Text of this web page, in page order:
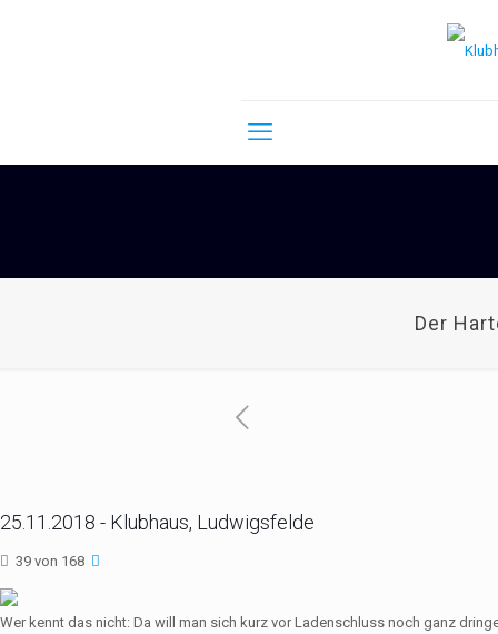
Der
25.11.2018 - Klubhaus, Ludwigsfelde
39 von 168
Wer kennt das nicht: Da will man sich kurz vor Ladenschluss noch ganz